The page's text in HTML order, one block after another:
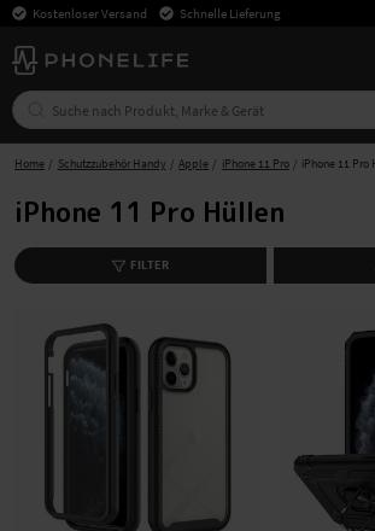
Kostenloser Versand Schnelle Lieferung
Home Schutzzubehör Handy Apple iPhone 11 Pro iPhone 11 Pro
iPhone 11 Pro Hüllen
FILTER